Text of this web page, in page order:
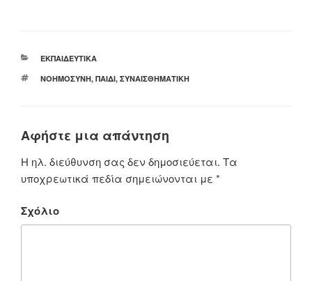
ΚΑΤΗΓΟΡΊΕΣ
ΕΚΠΑΙΔΕΥΤΙΚΆ
ΕΤΙΚΈΤΕΣ
ΝΟΗΜΟΣΎΝΗ, ΠΑΙΔΊ, ΣΥΝΑΙΣΘΗΜΑΤΙΚΉ
Αφήστε μια απάντηση
Η ηλ. διεύθυνση σας δεν δημοσιεύεται. Τα
υποχρεωτικά πεδία σημειώνονται με *
Σχόλιο